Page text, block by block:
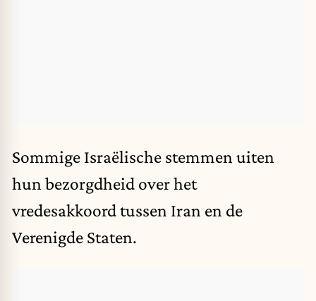
Sommige Israëlische stemmen uiten
hun bezorgdheid overhet
vredesakkoord tussen Iran en de
Verenigde Staten.